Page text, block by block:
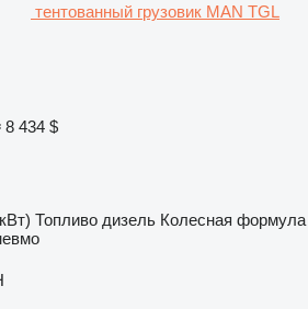
тентованный грузовик MAN TGL
8 434 $
Топливо дизель Колесная формула